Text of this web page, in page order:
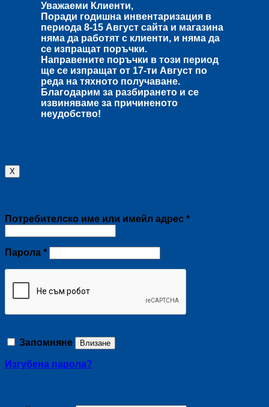
Уважаеми Клиенти,
Поради годишна инвентаризация в
периода 8-15 Август сайта и магазина
няма да работят с клиенти, и няма да
се изпращат поръчки.
Направените поръчки в този период
ще се изпращат от 17-ти Август по
реда на тяхното получаване.
Благодарим за разбирането и се
извиняваме за причиненото
неудобство!
X
Потребителско име или имейл адрес *Задължително
Парола *Задължително
Запомняне Влизане
Изгубена парола?